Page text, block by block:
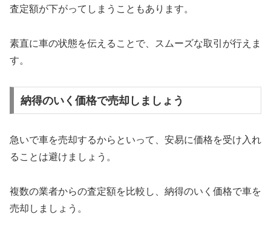
査定額が下がってしまうこともあります。
素直に車の状態を伝えることで、スムーズな取引が行えま
す。
納得のいく価格で売却しましょう
急いで車を売却するからといって、安易に価格を受け入れ
ることは避けましょう。
複数の業者からの査定額を比較し、納得のいく価格で車を
売却しましょう。